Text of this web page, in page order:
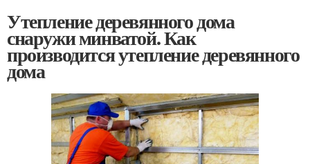
Утепление деревянного дома
снаружи минватой. Как
производится утепление деревянного
дома